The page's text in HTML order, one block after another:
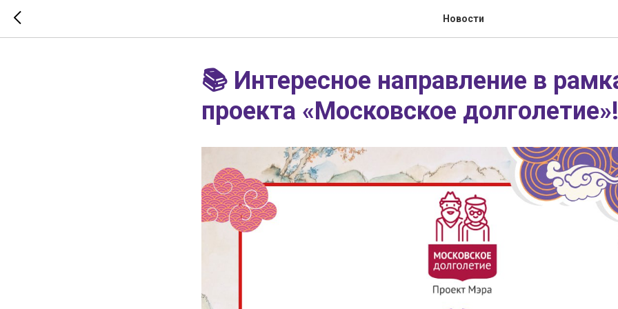
Новости
📚 Интересное направление в
проекта «Московское долголетие»!